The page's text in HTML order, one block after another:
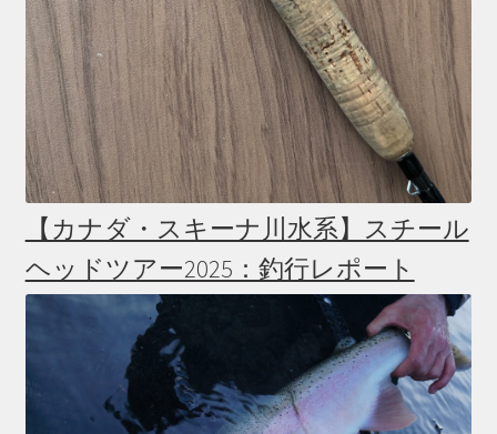
【カナダ・スキーナ川水系】スチール
ヘッドツアー2025：釣行レポート